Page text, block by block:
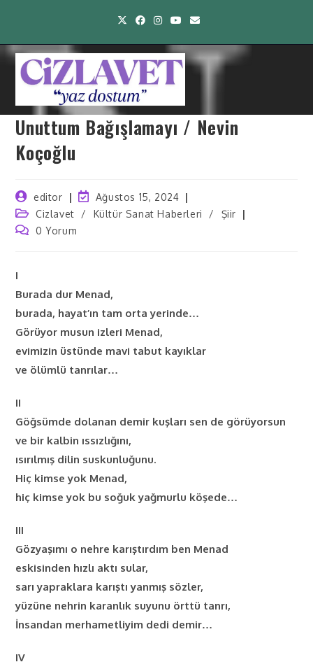
Unuttum Bağışlamayı / Nevin
Koçoğlu
editor
Ağustos 15, 2024
Cizlavet
/ Kültür Sanat Haberleri /
Şiir
0 Yorum
I
Burada dur Menad,
burada, hayat’ın tam orta yerinde…
Görüyor musun izleri Menad,
evimizin üstünde mavi tabut kayıklar
ve ölümlü tanrılar…
II
Göğsümde dolanan demir kuşları sen de görüyorsun
ve bir kalbin ıssızlığını,
ısırılmış dilin suskunluğunu.
Hiç kimse yok Menad,
hiç kimse yok bu soğuk yağmurlu köşede…
III
Gözyaşımı o nehre karıştırdım ben Menad
eskisinden hızlı aktı sular,
sarı yapraklara karıştı yanmış sözler,
yüzüne nehrin karanlık suyunu örttü tanrı,
İnsandan merhametliyim dedi demir…
IV